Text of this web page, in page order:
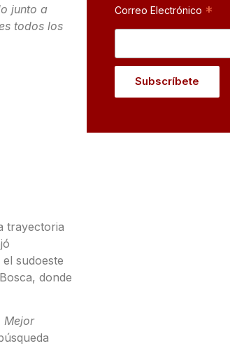
junto a
todos los
trayectoria
sudoeste
donde
Mejor
Correo Electrónico *